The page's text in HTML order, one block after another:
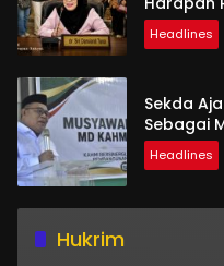
Headlines
Sekda
Sebagai
Headlines
Hukrim